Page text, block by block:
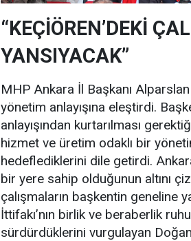
“KEÇİÖREN’DEKİ
YANSIYACAK”
MHP Ankara İl Başkanı
yönetim anlayışına eleştirdi.
anlayışından kurtarılması
hizmet ve üretim odaklı bir
hedeflediklerini dile getirdi.
bir yere sahip olduğunun altını
çalışmaların başkentin geneline
İttifakı’nın birlik ve beraberlik
sürdürdüklerini vurgulayan